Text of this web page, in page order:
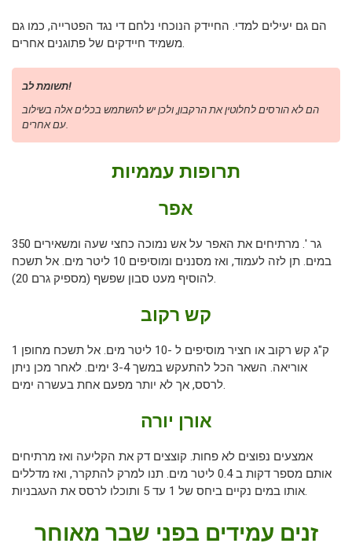
הם גם יעילים למדי. החיידק הנוכחי נלחם די נגד הפטרייה, כמו גם
משמיד חיידקים של פתוגנים אחרים.
תשומת לב!
הם לא הורסים לחלוטין את הרקבון, ולכן יש להשתמש בכלים אלה בשילוב
עם אחרים.
תרופות עממיות
אפר
350 גר '. מרתיחים את האפר על אש נמוכה כחצי שעה ומשאירים
במים. תן לזה לעמוד, ואז מסננים ומוסיפים 10 ליטר מים. אל תשכח
להוסיף מעט סבון שפשף (מספיק גרם 20).
קש רקוב
1 ק"ג קש רקוב או חציר מוסיפים ל -10 ליטר מים. אל תשכח מחופן
אוריאה. השאר הכל להתעקש במשך 3-4 ימים. לאחר מכן ניתן
לרסס, אך לא יותר מפעם אחת בעשרה ימים.
אורן יורה
אמצעים נפוצים לא פחות. קוצצים דק את הקליעה ואז מרתיחים
אותם מספר דקות ב 0.4 ליטר מים. תנו למרק להתקרר, ואז מדללים
אותו במים נקיים ביחס של 1 עד 5 ותוכלו לרסס את העגבניות.
זנים עמידים בפני שבר מאוחר